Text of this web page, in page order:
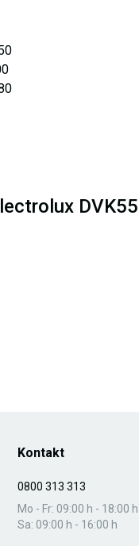
Kontakt
0800 313 313
Mo - Fr: 09:00 h - 18:00 h
Sa: 09:00 h - 16:00 h